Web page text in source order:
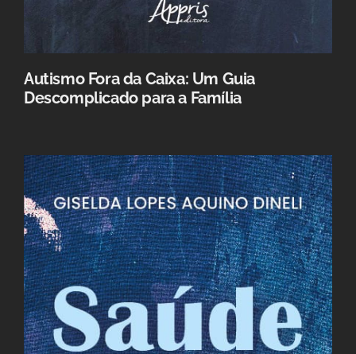
Autismo Fora da Caixa: Um Guia
Descomplicado para a Família